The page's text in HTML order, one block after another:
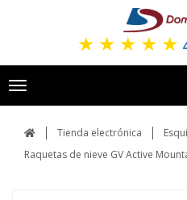
★ ★ ★ ★ ★
Toggle
navigation
Tienda electrónica
Raquetas de nieve GV Active